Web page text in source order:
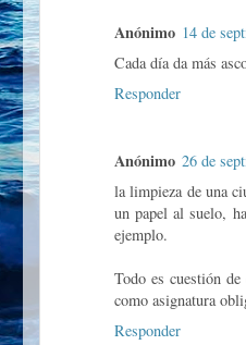
Anónimo 14 de
Cada día da más
Responder
Anónimo 26 de
la limpieza de una
un papel al suelo,
ejemplo.
Todo es cuestión de
como asignatura
Responder